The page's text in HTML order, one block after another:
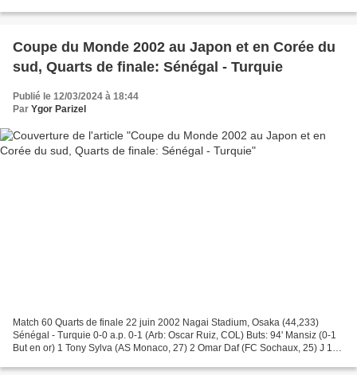
Coupe du Monde 2002 au Japon et en Corée du
sud, Quarts de finale: Sénégal - Turquie
Publié le 12/03/2024 à 18:44
Par Ygor Parizel
Match 60 Quarts de finale 22 juin 2002 Nagai Stadium, Osaka (44,233)
Sénégal - Turquie 0-0 a.p. 0-1 (Arb: Oscar Ruiz, COL) Buts: 94' Mansiz (0-1
But en or) 1 Tony Sylva (AS Monaco, 27) 2 Omar Daf (FC Sochaux, 25) J 15